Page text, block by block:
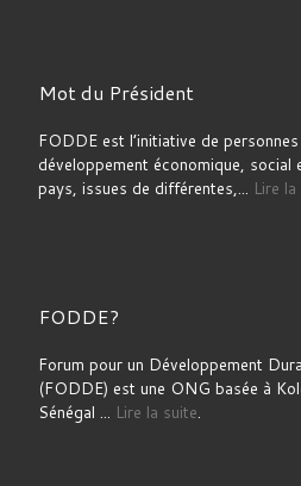
Mot du Président
FODDE est l’initiative de
développement économique, social
pays, issues de différentes,... Lire
FODDE?
Forum pour un Développement
(FODDE) est une ONG basée à
Sénégal ... Lire la suite.